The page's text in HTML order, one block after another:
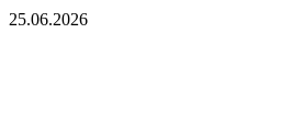
25.06.2026